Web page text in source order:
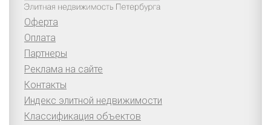
Оферта
Оплата
Партнеры
Реклама на сайте
Контакты
Индекс элитной недвижимости
Классификация объектов